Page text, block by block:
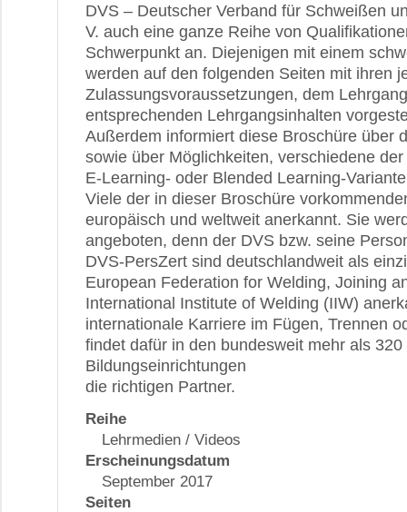
DVS – Deutscher Verband für Schweißen
V. auch eine ganze Reihe von
Schwerpunkt an. Diejenigen mit einem
werden auf den folgenden Seiten mit ihren
Zulassungsvoraussetzungen, dem
entsprechenden Lehrgangsinhalten
Außerdem informiert diese Broschüre über
sowie über Möglichkeiten, verschiedene
E-Learning- oder Blended Learning-
Viele der in dieser Broschüre
europäisch und weltweit anerkannt. Sie
angeboten, denn der DVS bzw. seine
DVS-PersZert sind deutschlandweit als
European Federation for Welding, Joining
International Institute of Welding (IIW)
internationale Karriere im Fügen, Trennen
findet dafür in den bundesweit mehr als 320
Bildungseinrichtungen
die richtigen Partner.
Reihe
Lehrmedien / Videos
Erscheinungsdatum
September 2017
Seiten